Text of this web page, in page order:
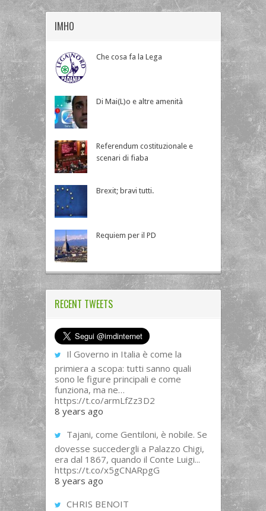
IMHO
Che cosa fa la Lega
Di Mai(L)o e altre amenità
Referendum costituzionale e
scenari di fiaba
Brexit; bravi tutti.
Requiem per il PD
RECENT TWEETS
Il Governo in Italia è come la
primiera a scopa: tutti sanno quali
sono le figure principali e come
funziona, ma ne…
https://t.co/armLfZz3D2
8 years ago
Tajani, come Gentiloni, è nobile. Se
dovesse succedergli a Palazzo Chigi,
era dal 1867, quando il Conte Luigi...
https://t.co/x5gCNARpgG
8 years ago
CHRIS BENOIT